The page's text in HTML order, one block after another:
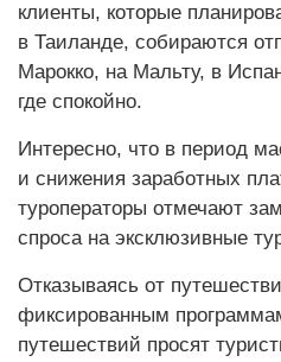
клиенты, которые
в Таиланде, собираются
Марокко, на Мальту, в
где спокойно.
Интересно, что в период
и снижения заработных
туроператоры отмечают
спроса на эксклюзивные
Отказываясь от
фиксированным
путешествий просят